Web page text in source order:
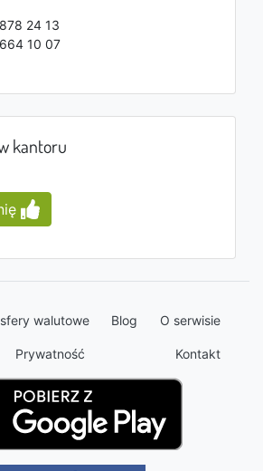
24 13
10 07
kantoru
walutowe Blog O serwisie
Prywatność Kontakt